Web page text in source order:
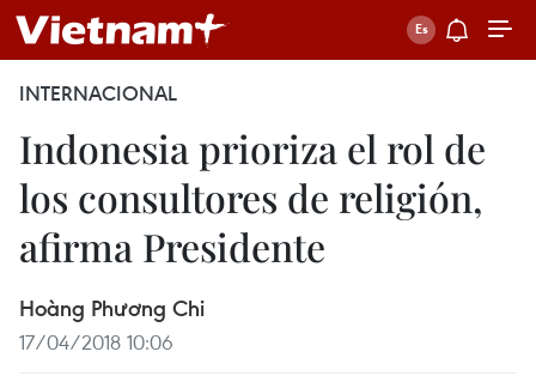
INTERNACIONAL
Indonesia prioriza el rol de
los consultores de religión,
afirma Presidente
Hoàng Phương Chi
17/04/2018 10:06